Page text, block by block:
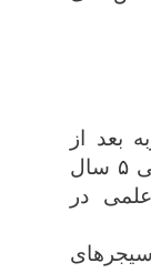
تجربه بعد از
تخصص درکاردیولوژی، شامل۳ الی ۵ سال
علمی در